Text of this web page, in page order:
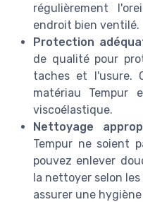
régulièrement
endroit bien ventilé.
Protection
de qualité pour
taches et l'usure.
matériau Tempur
viscoélastique.
Nettoyage
Tempur ne soient
pouvez enlever
la nettoyer selon
assurer une